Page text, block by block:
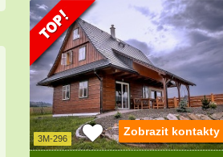
3M-296
Zobrazit kontakty